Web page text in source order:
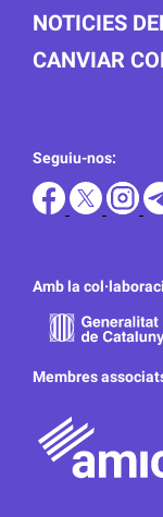
NOTICIES
CANVIAR
Seguiu-nos:
Amb la
Membres